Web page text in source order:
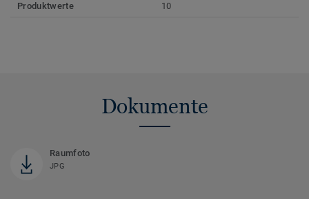
Produktwerte 10
Dokumente
Raumfoto
JPG